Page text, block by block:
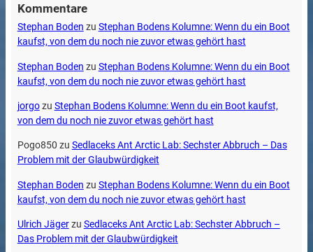
Kommentare
Stephan Boden zu Stephan Bodens Kolumne: Wenn du ein Boot
kaufst, von dem du noch nie zuvor etwas gehört hast
Stephan Boden zu Stephan Bodens Kolumne: Wenn du ein Boot
kaufst, von dem du noch nie zuvor etwas gehört hast
jorgozu Stephan Bodens Kolumne: Wenn du ein Boot kaufst,
von dem du noch nie zuvor etwas gehört hast
Pogo850 zu Sedlaceks Ant Arctic Lab: Sechster Abbruch – Das
Problem mit der Glaubwürdigkeit
Stephan Boden zu Stephan Bodens Kolumne: Wenn du ein Boot
kaufst, von dem du noch nie zuvor etwas gehört hast
Ulrich Jägerzu Sedlaceks Ant Arctic Lab: Sechster Abbruch –
Das Problem mit der Glaubwürdigkeit